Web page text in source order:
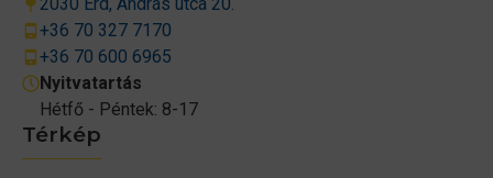
Térkép
+36 70 327 7170
+36 70 600 6965
Nyitvatartás
Hétfő - Péntek: 8-17